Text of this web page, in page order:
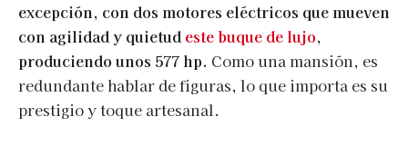
excepción, con dos motores eléctricos que mueven
con agilidad y quietudeste buque de lujo,
produciendo unos 577 hp. Como una mansión, es
redundante hablar de figuras, lo que importa es su
prestigio y toque artesanal.